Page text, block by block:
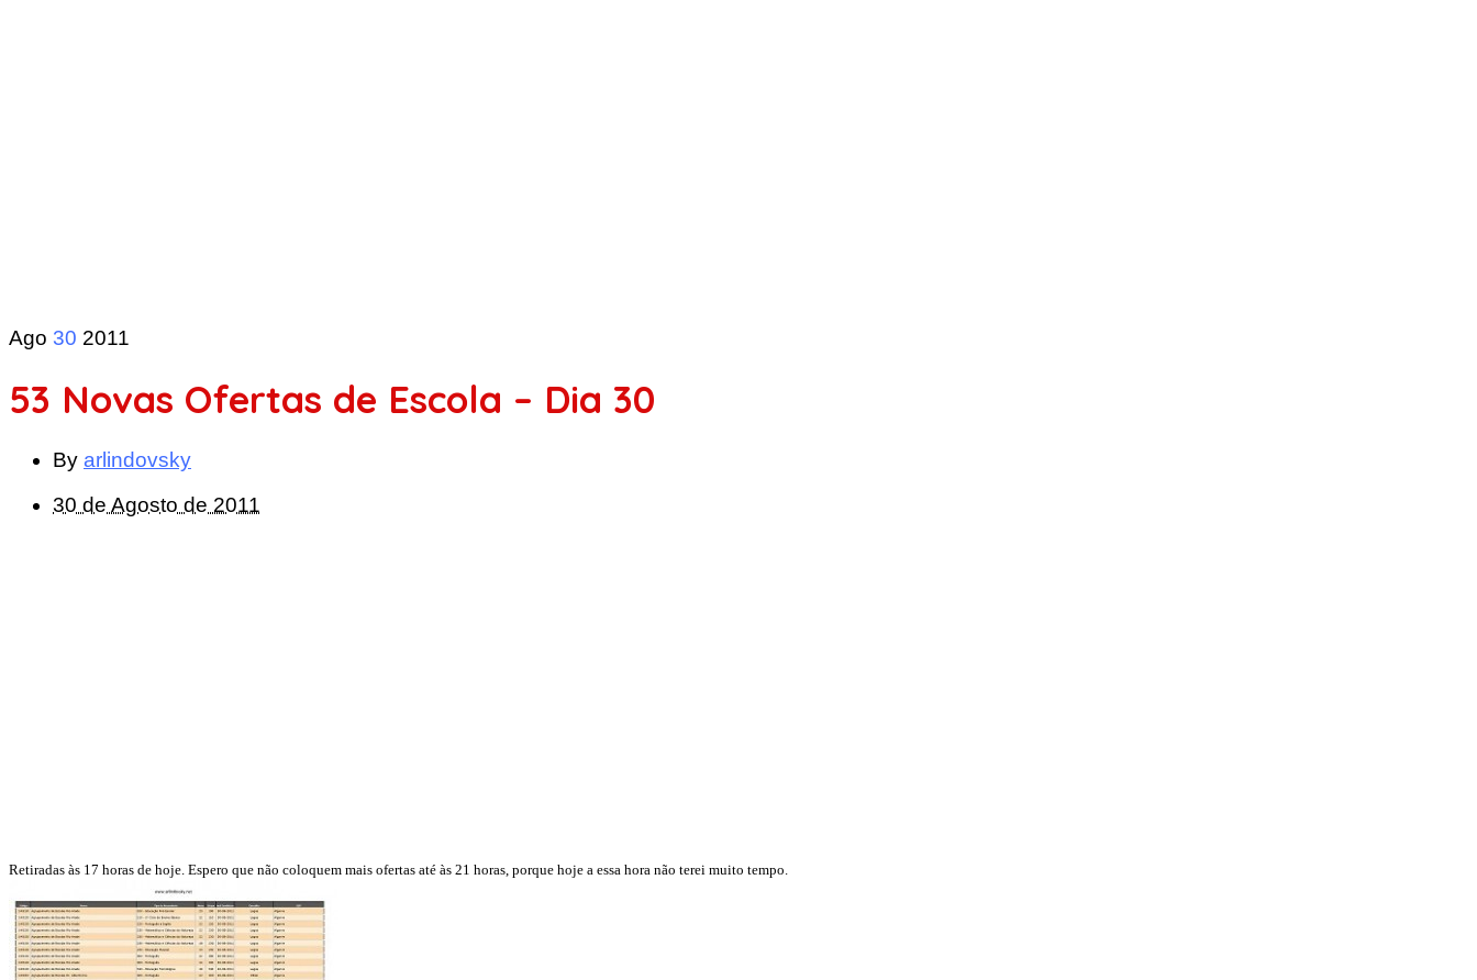
Ago 30 2011
53 Novas Ofertas de Escola – Dia 30
By arlindovsky
30 de Agosto de 2011
Retiradas às 17 horas de hoje. Espero que não coloquem mais ofertas até às 21 horas, porque hoje a essa hora não terei muito tempo.